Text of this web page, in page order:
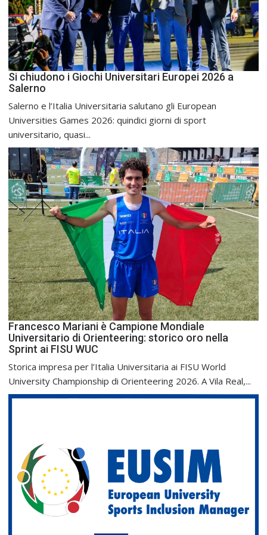
Si chiudono i Giochi Universitari Europei 2026 a
Salerno
Salerno e l’Italia Universitaria salutano gli European
Universities Games 2026: quindici giorni di sport
universitario, quasi...
Francesco Mariani è Campione Mondiale
Universitario di Orienteering: storico oro nella
Sprint ai FISU WUC
Storica impresa per l’Italia Universitaria ai FISU World
University Championship di Orienteering 2026. A Vila Real,...